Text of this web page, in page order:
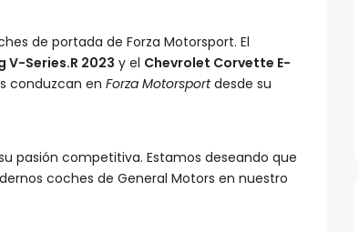
de portada de Forza Motorsport. El
V-Series.R 2023 y el Chevrolet Corvette E-
conduzcan en Forza Motorsportdesde su
pasión competitiva. Estamos deseando que
coches de General Motors en nuestro